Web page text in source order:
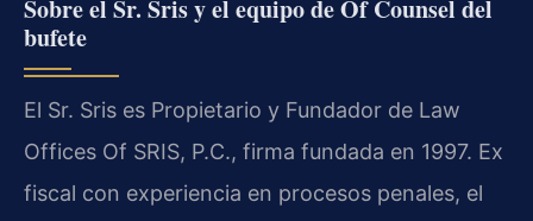
Sobre el Sr. Sris y el equipo de Of Counsel del
bufete
El Sr. Sris es Propietario y Fundador de Law
Offices Of SRIS, P.C., firma fundada en 1997. Ex
fiscal con experiencia en procesos penales, el